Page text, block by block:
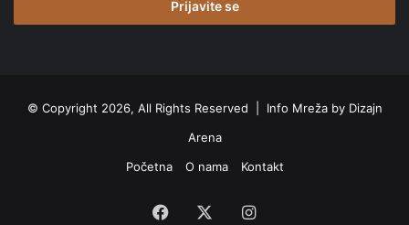
© Copyright 2026, All Rights Reserved | Info Mreža by Dizajn
Arena
Početna
O nama Kontakt
Facebook Instagram